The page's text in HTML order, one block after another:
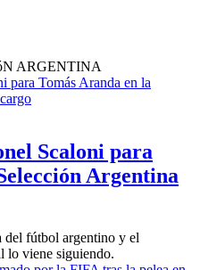
ARGENTINA
Scaloni para
Argentina
del fútbol argentino y el
lo viene siguiendo.